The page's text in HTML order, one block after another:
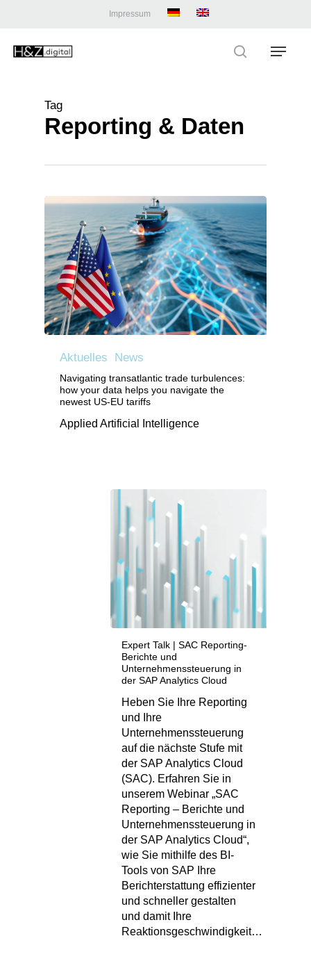
content
Impressum
search
Menu
Tag
Reporting & Daten
Aktuelles News
Navigating transatlantic trade turbulences:
how your data helps you navigate the
newest US-EU tariffs
Applied Artificial Intelligence
Expert Talk | SAC Reporting-
Berichte und
Unternehmenssteuerung in
der SAP Analytics Cloud
Heben Sie Ihre Reporting
und Ihre
Unternehmenssteuerung
auf die nächste Stufe mit
der SAP Analytics Cloud
(SAC). Erfahren Sie in
unserem Webinar „SAC
Reporting – Berichte und
Unternehmenssteuerung in
der SAP Analytics Cloud“,
wie Sie mithilfe des BI-
Tools von SAP Ihre
Berichterstattung effizienter
und schneller gestalten
und damit Ihre
Reaktionsgeschwindigkeit…